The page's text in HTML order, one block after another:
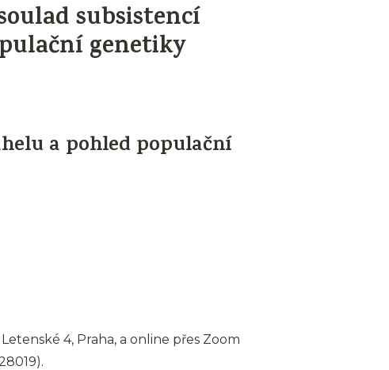
subsistencí
genetiky
a pohled populační
4, Praha, a online přes Zoom